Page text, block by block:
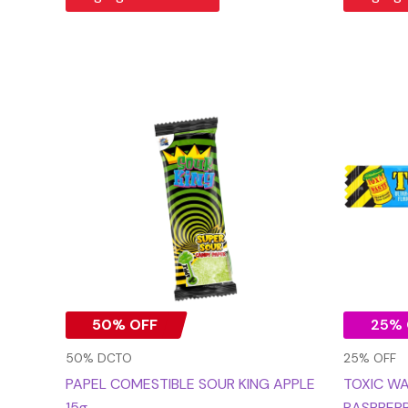
50% OFF
50% DCTO
PAPEL COMESTIBLE SOUR KING APPLE
original
$1.990.
actual
es:
$995.
25%
25% OFF
TOXIC